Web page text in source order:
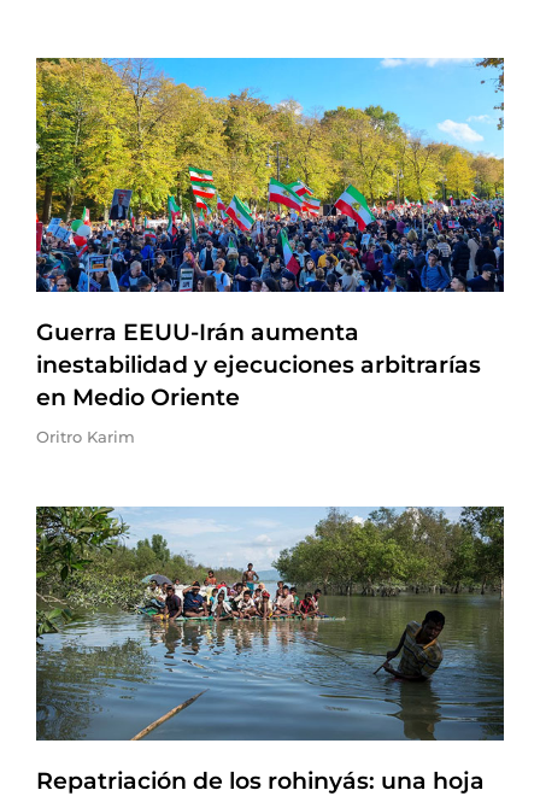
Guerra EEUU-Irán aumenta
inestabilidad y ejecuciones arbitrarías
en Medio Oriente
Oritro Karim
Repatriación de los rohinyás: una hoja